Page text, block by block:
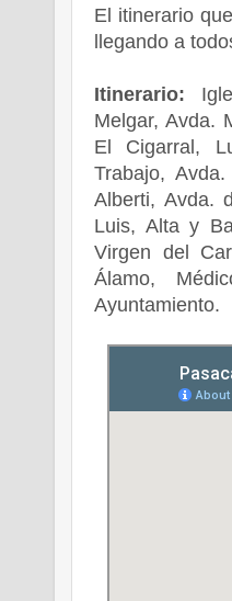
El itinerario
llegando a
Itinerario:
Melgar, Avda.
El Cigarral,
Trabajo,
Alberti, Avda.
Luis, Alta y
Virgen del
Álamo,
Ayuntamiento.